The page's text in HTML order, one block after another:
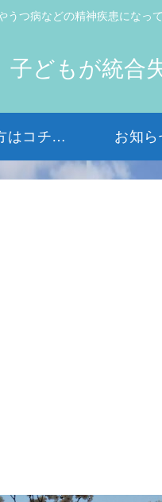
うつ病などの精神疾患になっ
子どもが統合
初めての方はコチラから お知ら